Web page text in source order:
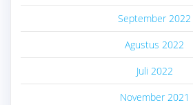
September 2022
Agustus 2022
Juli 2022
November 2021